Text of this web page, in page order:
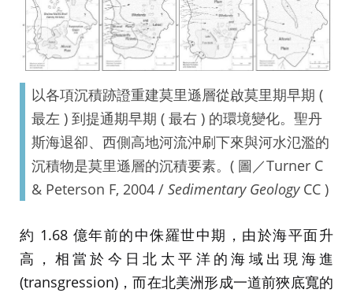
以各項沉積跡證重建莫里遜層從啟莫里期早期 (
最左 ) 到提通期早期 ( 最右 ) 的環境變化。聖丹
斯海退卻、西側高地河流沖刷下來與河水氾濫的
沉積物是莫里遜層的沉積要素。( 圖／Turner C
& Peterson F, 2004 / Sedimentary GeologyCC )
約 1.68 億年前的中侏羅世中期，由於海平面升
高，相當於今日北太平洋的海域出現海進
(transgression)，而在北美洲形成一道前狹底寬的